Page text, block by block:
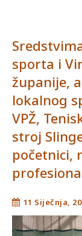
sporta i
županije,
lokalnog
VPŽ,
stroj
početnici,
11 Siječnja,